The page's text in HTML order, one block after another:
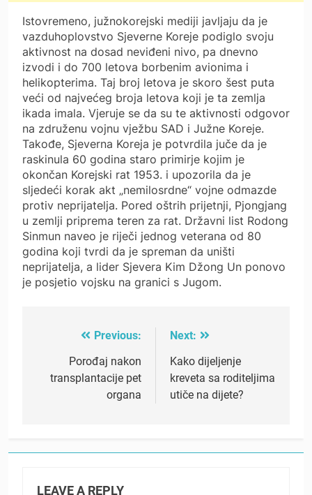
Istovremeno, južnokorejski mediji javljaju da je
vazduhoplovstvo Sjeverne Koreje podiglo svoju
aktivnost na dosad neviđeni nivo, pa dnevno
izvodi i do 700 letova borbenim avionima i
helikopterima. Taj broj letova je skoro šest puta
veći od najvećeg broja letova koji je ta zemlja
ikada imala. Vjeruje se da su te aktivnosti odgovor
na združenu vojnu vježbu SAD i Južne Koreje.
Takođe, Sjeverna Koreja je potvrdila juče da je
raskinula 60 godina staro primirje kojim je
okončan Korejski rat 1953. i upozorila da je
sljedeći korak akt „nemilosrdne“ vojne odmazde
protiv neprijatelja. Pored oštrih prijetnji, Pjongjang
u zemlji priprema teren za rat. Državni list Rodong
Sinmun naveo je riječi jednog veterana od 80
godina koji tvrdi da je spreman da uništi
neprijatelja, a lider Sjevera Kim Džong Un ponovo
je posjetio vojsku na granici s Jugom.
navigation
Previous:
Porođaj nakon
transplantacije pet
organa
Next:
Kako dijeljenje
kreveta sa roditeljima
utiče na dijete?
LEAVE A REPLY